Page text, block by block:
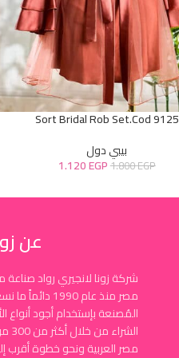
Sort Bridal Rob Set.Cod 9125
بيبي دول
1.800EGP
1.120EGP
عن
شركة زونا لانجيري رواد
مصر منذ عام
المُصنعة بإستخدام أجود
مصر العربية ونحو خطوة أقرب